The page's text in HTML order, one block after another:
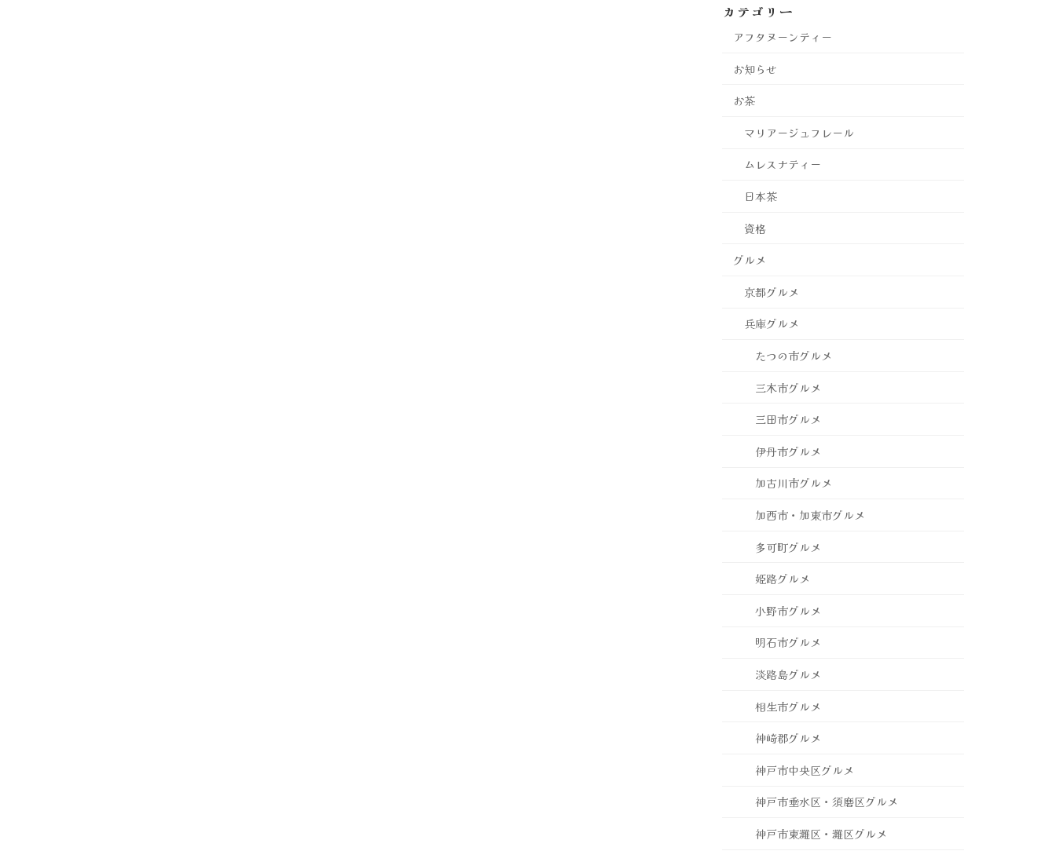
カテゴリー
アフタヌーンティー
お知らせ
お茶
マリアージュフレール
ムレスナティー
日本茶
資格
グルメ
京都グルメ
兵庫グルメ
たつの市グルメ
三木市グルメ
三田市グルメ
伊丹市グルメ
加古川市グルメ
加西市・加東市グルメ
多可町グルメ
姫路グルメ
小野市グルメ
明石市グルメ
淡路島グルメ
相生市グルメ
神崎郡グルメ
神戸市中央区グルメ
神戸市垂水区・須磨区グルメ
神戸市東灘区・灘区グルメ